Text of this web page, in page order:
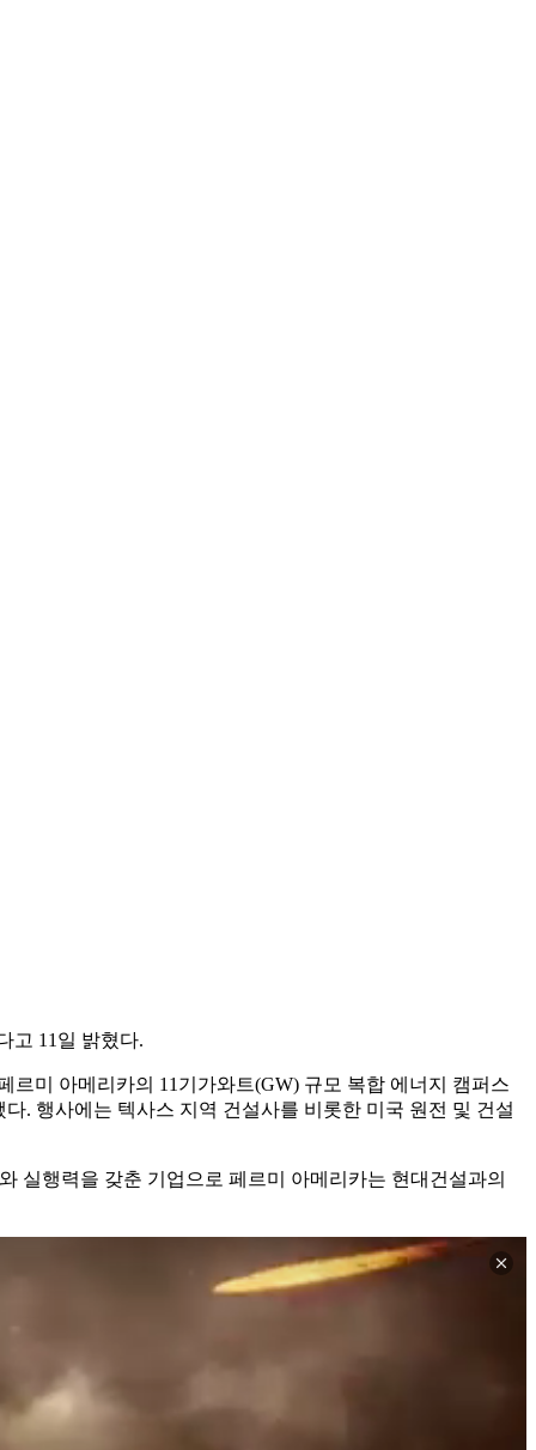
고 11일 밝혔다.
미 아메리카의 11기가와트(GW) 규모 복합 에너지 캠퍼스
. 행사에는 텍사스 지역 건설사를 비롯한 미국 원전 및 건설
실행력을 갖춘 기업으로 페르미 아메리카는 현대건설과의